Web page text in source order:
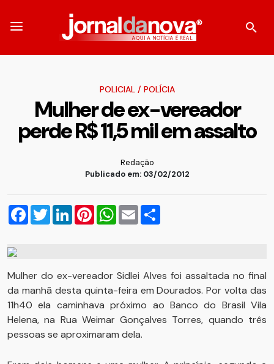
POLICIAL/ POLÍCIA
Mulher de ex-vereador
perde R$ 11,5 mil em assalto
Redação
Publicado em: 03/02/2012
Facebook
TwitterLinkedInPinterestWhatsApp
Email
Mulher do ex-vereador Sidlei Alves foi assaltada no final
da manhã desta quinta-feira em Dourados. Por volta das
11h40 ela caminhava próximo ao Banco do Brasil Vila
Helena, na Rua Weimar Gonçalves Torres, quando três
pessoas se aproximaram dela.